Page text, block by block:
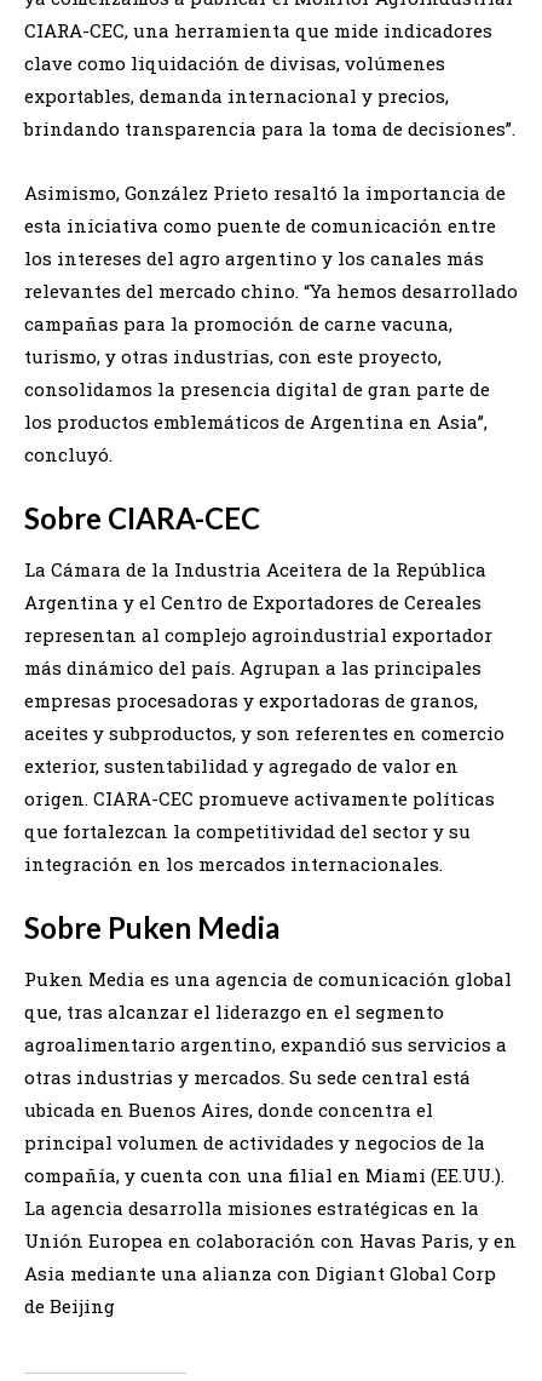
CIARA-CEC, una herramienta que mide indicadores
clave como liquidación de divisas, volúmenes
exportables, demanda internacional y precios,
brindando transparencia para la toma de decisiones”.
Asimismo, González Prieto resaltó la importancia de
esta iniciativa como puente de comunicación entre
los intereses del agro argentino y los canales más
relevantes del mercado chino. “Ya hemos desarrollado
campañas para la promoción de carne vacuna,
turismo, y otras industrias, con este proyecto,
consolidamos la presencia digital de gran parte de
los productos emblemáticos de Argentina en Asia”,
concluyó.
Sobre CIARA-CEC
La Cámara de la Industria Aceitera de la República
Argentina y el Centro de Exportadores de Cereales
representan al complejo agroindustrial exportador
más dinámico del país. Agrupan a las principales
empresas procesadoras y exportadoras de granos,
aceites y subproductos, y son referentes en comercio
exterior, sustentabilidad y agregado de valor en
origen. CIARA-CEC promueve activamente políticas
que fortalezcan la competitividad del sector y su
integración en los mercados internacionales.
Sobre Puken Media
Puken Media es una agencia de comunicación global
que, tras alcanzar el liderazgo en el segmento
agroalimentario argentino, expandió sus servicios a
otras industrias y mercados. Su sede central está
ubicada en Buenos Aires, donde concentra el
principal volumen de actividades y negocios de la
compañía, y cuenta con una filial en Miami (EE.UU.).
La agencia desarrolla misiones estratégicas en la
Unión Europea en colaboración con Havas Paris, y en
Asia mediante una alianza con Digiant Global Corp
de Beijing